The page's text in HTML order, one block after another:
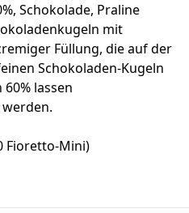
Schokolade, Praline
mit
Füllung, die auf der
Schokoladen-Kugeln
lassen
Fioretto-Mini)